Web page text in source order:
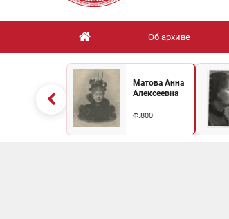
Об архиве
Матова Анна
Алексеевна
Ф.800